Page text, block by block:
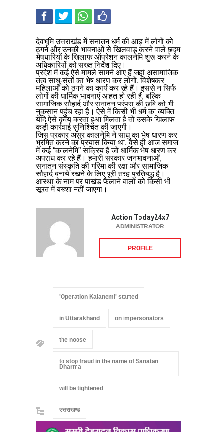
देवभूमि उत्तराखंड में सनातन धर्म की आड़ में लोगों को
ठगने और उनकी भावनाओं से खिलवाड़ करने वाले छद्म
भेषधारियों के खिलाफ ऑपरेशन कालनेमि शुरू करने के
अधिकारियों को सख्त निर्देश दिए।
प्रदेश में कई ऐसे मामले सामने आए हैं जहां असामाजिक
तत्व साधु-संतों का भेष धारण कर लोगों, विशेषकर
महिलाओं को ठगने का कार्य कर रहे हैं। इससे न सिर्फ
लोगों की धार्मिक भावनाएं आहत हो रही हैं, बल्कि
सामाजिक सौहार्द और सनातन परंपरा की छवि को भी
नुकसान पहुंच रहा है। ऐसे में किसी भी धर्म का व्यक्ति
यदि ऐसे कृत्य करता हुआ मिलता है तो उसके खिलाफ
कड़ी कार्रवाई सुनिश्चित की जाएगी।
जिस प्रकार असुर कालनेमि ने साधु का भेष धारण कर
भ्रमित करने का प्रयास किया था, वैसे ही आज समाज
में कई “कालनेमि” सक्रिय हैं जो धार्मिक भेष धारण कर
अपराध कर रहे हैं। हमारी सरकार जनभावनाओं,
सनातन संस्कृति की गरिमा की रक्षा और सामाजिक
सौहार्द बनाये रखने के लिए पूरी तरह प्रतिबद्ध है।
आस्था के नाम पर पाखंड फैलाने वालों को किसी भी
सूरत में बख्शा नहीं जाएगा।
Action Today24x7
ADMINISTRATOR
PROFILE
'Operation Kalanemi' started
in Uttarakhand on impersonators
the noose
to stop fraud in the name of Sanatan
Dharma
will be tightened
उत्तराखण्ड